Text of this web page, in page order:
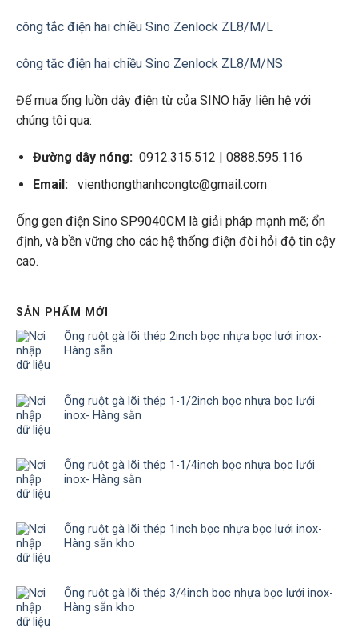
công tắc điện hai chiều Sino Zenlock ZL8/M/L
công tắc điện hai chiều Sino Zenlock ZL8/M/NS
Để mua ống luồn dây điện từ của SINO hãy liên hệ với
chúng tôi qua:
Đường dây nóng:0912.315.512 | 0888.595.116
Email:vienthongthanhcongtc@gmail.com
Ống gen điện Sino SP9040CM là giải pháp mạnh mẽ; ổn
định, và bền vững cho các hệ thống điện đòi hỏi độ tin cậy
cao.
SẢN PHẨM MỚI
Ống ruột gà lõi thép 2inch bọc nhựa bọc lưới inox-
Hàng sẵn
Ống ruột gà lõi thép 1-1/2inch bọc nhựa bọc lưới
inox- Hàng sẵn
Ống ruột gà lõi thép 1-1/4inch bọc nhựa bọc lưới
inox- Hàng sẵn
Ống ruột gà lõi thép 1inch bọc nhựa bọc lưới inox-
Hàng sẵn kho
Ống ruột gà lõi thép 3/4inch bọc nhựa bọc lưới inox-
Hàng sẵn kho